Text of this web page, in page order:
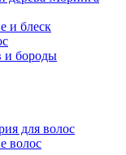
и блеск
и бороды
для волос
волос